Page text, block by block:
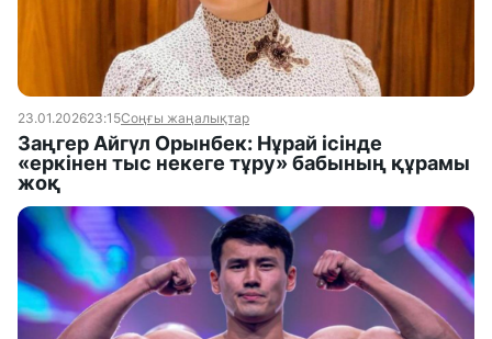
23.01.202623:15Соңғы жаңалықтар
Заңгер Айгүл Орынбек: Нұрай ісінде
«еркінен тыс некеге тұру» бабының құрамы
жоқ